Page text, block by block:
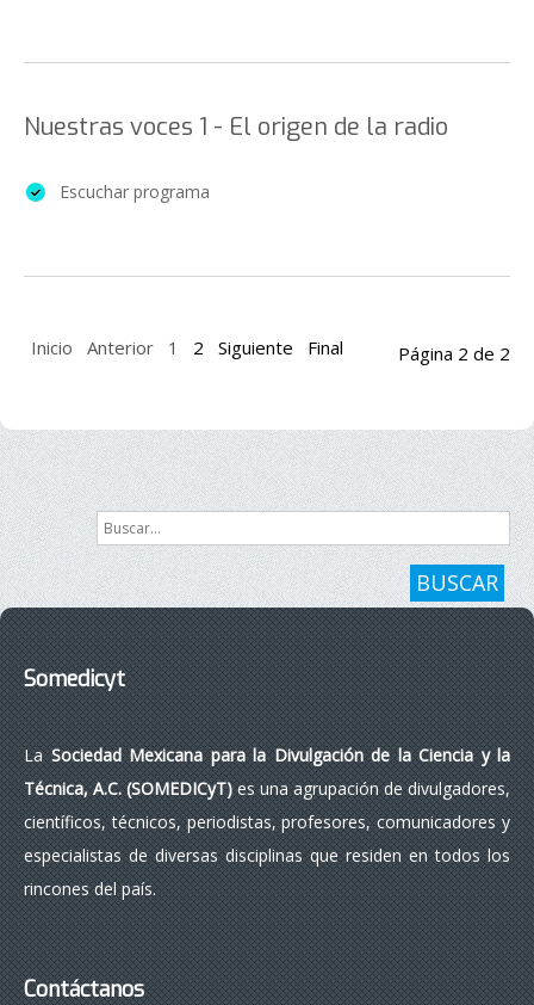
Nuestras voces 1 - El origen de la radio
Escuchar programa
Página 2 de 2
Inicio Anterior 1 2 Siguiente Final
Buscar...
BUSCAR
Somedicyt
LaSociedad Mexicana para la Divulgación de la Ciencia y la
Técnica, A.C. (SOMEDICyT)es una agrupación de divulgadores,
científicos, técnicos, periodistas, profesores, comunicadores y
especialistas de diversas disciplinas que residen en todos los
rincones del país.
Contáctanos